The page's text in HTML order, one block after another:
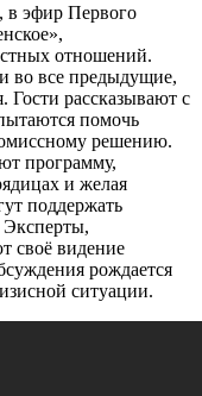
в эфир Первого
отношений.
во все предыдущие,
рассказывают с
помочь
решению.
программу,
и желая
поддержать
Эксперты,
своё видение
рождается
ситуации.